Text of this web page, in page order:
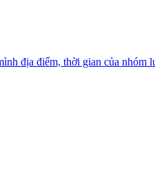
địa điểm, thời gian của nhóm